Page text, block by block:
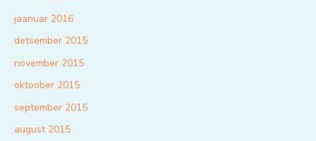
jaanuar 2016
detsember 2015
november 2015
oktoober 2015
september 2015
august 2015